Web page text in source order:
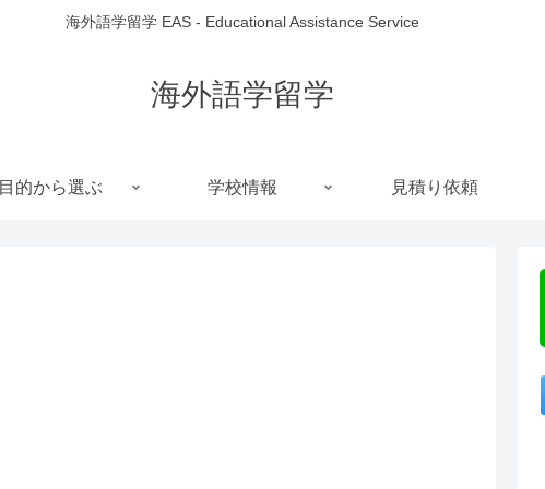
海外語学留学 EAS - Educational Assistance Service
海外語学留学
目的から選ぶ 学校情報 見積り依頼